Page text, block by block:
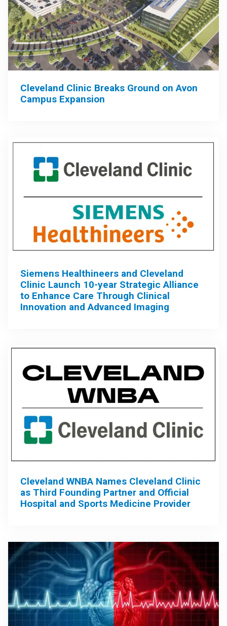
Cleveland Clinic Breaks Ground on Avon
Campus Expansion
Siemens Healthineers and Cleveland
Clinic Launch 10-year Strategic Alliance
to Enhance Care Through Clinical
Innovation and Advanced Imaging
Cleveland WNBA Names Cleveland Clinic
as Third Founding Partner and Official
Hospital and Sports Medicine Provider